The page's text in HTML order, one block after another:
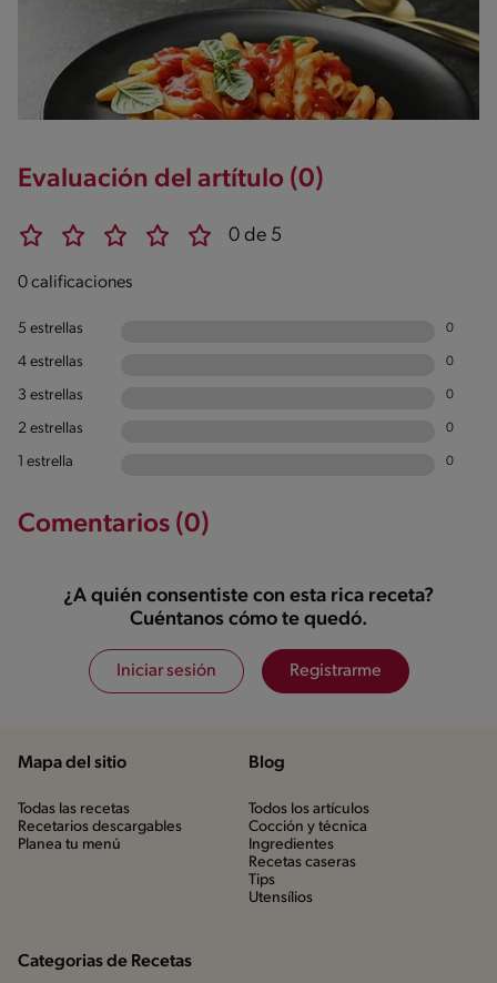
Evaluación del artítulo (0)
0 de 5
0 calificaciones
5 estrellas 0
4 estrellas 0
3 estrellas 0
2 estrellas 0
1 estrella 0
Comentarios (0)
¿A quién consentiste con esta rica receta?
Cuéntanos cómo te quedó.
Iniciar sesión Registrarme
Mapa del sitio
Todas las recetas
Recetarios descargables
Planea tu menú
Blog
Todos los artículos
Cocción y técnica
Ingredientes
Recetas caseras
Tips
Utensílios
Categorias de Recetas